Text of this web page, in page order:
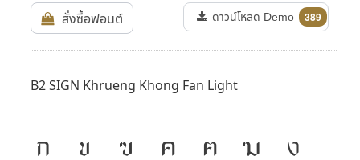
สั่งซื้อฟอนต์ ดาวน์โหลด Demo 389
B2 SIGN Khrueng Khong Fan Light
ก ข ฃ ค ฅ ฆ ง